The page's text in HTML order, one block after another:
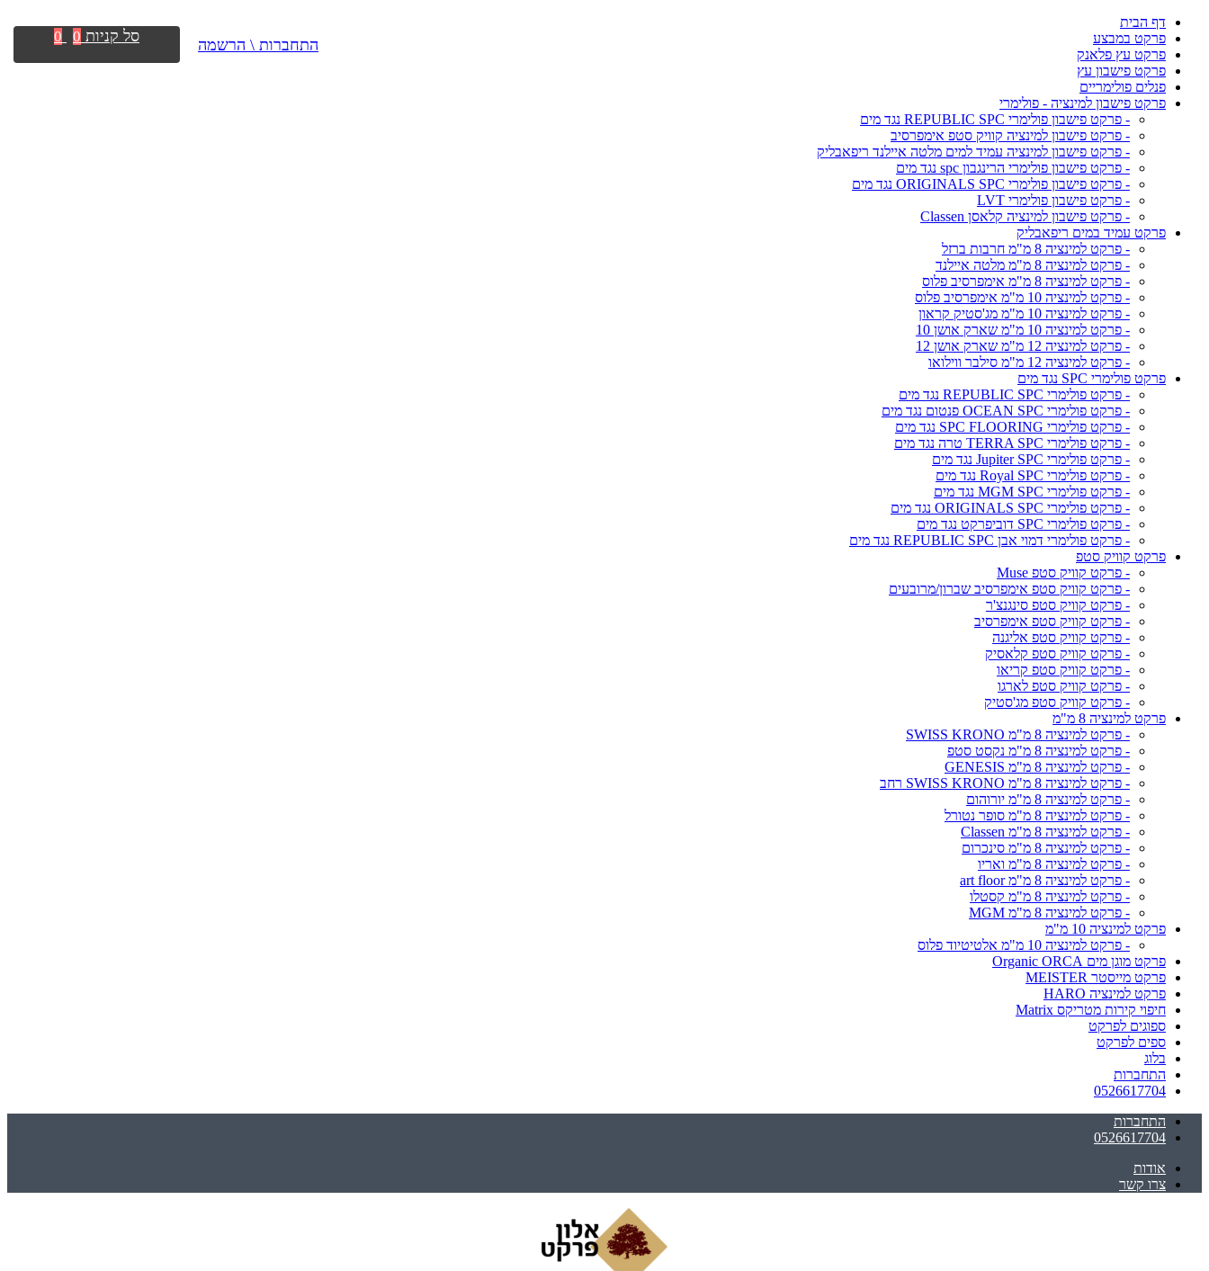
דף הבית
פרקט במבצע
פרקט עץ פלאנק
פרקט פישבון עץ
פנלים פולימריים
פרקט פישבון למינציה - פולימרי
- פרקט פישבון פולימרי REPUBLIC SPC נגד מים
- פרקט פישבון למינציה קוויק סטפ אימפרסיב
- פרקט פישבון למינציה עמיד למים מלטה איילנד ריפאבליק
- פרקט פישבון פולימרי הרינגבון spc נגד מים
- פרקט פישבון פולימרי ORIGINALS SPC נגד מים
- פרקט פישבון פולימרי LVT
- פרקט פישבון למינציה קלאסן Classen
פרקט עמיד במים ריפאבליק
- פרקט למינציה 8 מ"מ חרבות ברזל
- פרקט למינציה 8 מ"מ מלטה איילנד
- פרקט למינציה 8 מ"מ אימפרסיב פלוס
- פרקט למינציה 10 מ"מ אימפרסיב פלוס
- פרקט למינציה 10 מ"מ מג'סטיק קראון
- פרקט למינציה 10 מ"מ שארק אושן 10
- פרקט למינציה 12 מ"מ שארק אושן 12
- פרקט למינציה 12 מ"מ סילבר ווילואו
פרקט פולימרי SPC נגד מים
- פרקט פולימרי REPUBLIC SPC נגד מים
- פרקט פולימרי OCEAN SPC פנטום נגד מים
- פרקט פולימרי SPC FLOORING נגד מים
- פרקט פולימרי TERRA SPC טרה נגד מים
- פרקט פולימרי Jupiter SPC נגד מים
- פרקט פולימרי Royal SPC נגד מים
- פרקט פולימרי MGM SPC נגד מים
- פרקט פולימרי ORIGINALS SPC נגד מים
- פרקט פולימרי SPC דוביפרקט נגד מים
- פרקט פולימרי דמוי אבן REPUBLIC SPC נגד מים
פרקט קוויק סטפ
- פרקט קוויק סטפ Muse
- פרקט קוויק סטפ אימפרסיב שברון/מרובעים
- פרקט קוויק סטפ סינגנצ'ר
- פרקט קוויק סטפ אימפרסיב
- פרקט קוויק סטפ אליגנה
- פרקט קוויק סטפ קלאסיק
- פרקט קוויק סטפ קריאו
- פרקט קוויק סטפ לארגו
- פרקט קוויק סטפ מג'סטיק
פרקט למינציה 8 מ"מ
- פרקט למינציה 8 מ"מ SWISS KRONO
- פרקט למינציה 8 מ"מ נקסט סטפ
- פרקט למינציה 8 מ"מ GENESIS
- פרקט למינציה 8 מ"מ SWISS KRONO רחב
- פרקט למינציה 8 מ"מ יורוהום
- פרקט למינציה 8 מ"מ סופר נטורל
- פרקט למינציה 8 מ"מ Classen
- פרקט למינציה 8 מ"מ סינכרום
- פרקט למינציה 8 מ"מ ואריו
- פרקט למינציה 8 מ"מ art floor
- פרקט למינציה 8 מ"מ קסטלו
- פרקט למינציה 8 מ"מ MGM
פרקט למינציה 10 מ"מ
- פרקט למינציה 10 מ"מ אלטיטיוד פלוס
פרקט מוגן מים Organic ORCA
פרקט מייסטר MEISTER
פרקט למינציה HARO
חיפוי קירות מטריקס Matrix
ספוגים לפרקט
ספים לפרקט
בלוג
התחברות
0526617704
התחברות
0526617704
אודות
צרו קשר
התחברות \ הרשמה סל קניות 0
0